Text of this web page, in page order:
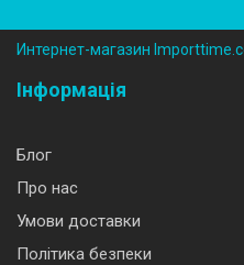
Интернет-магазин
Інформація
Блог
Про нас
Умови доставки
Політика безпеки